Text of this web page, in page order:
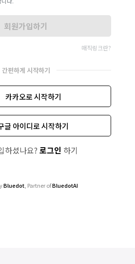
회원가입하기
매직링크란?
간편하게 시작하기
카카오로 시작하기
글 아이디로 시작하기
하셨나요? 로그인 하기
Bluedot , Partner ofBluedotAI